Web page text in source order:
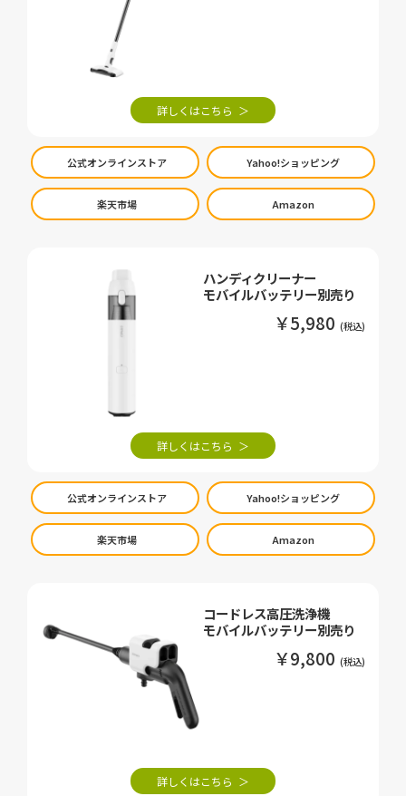
詳しくはこちら
公式オンラインストア Yahoo!ショッピング
楽天市場 Amazon
ハンディクリーナー
モバイルバッテリー別売り
￥5,980
詳しくはこちら
公式オンラインストア Yahoo!ショッピング
楽天市場 Amazon
コードレス高圧洗浄機
モバイルバッテリー別売り
￥9,800
詳しくはこちら